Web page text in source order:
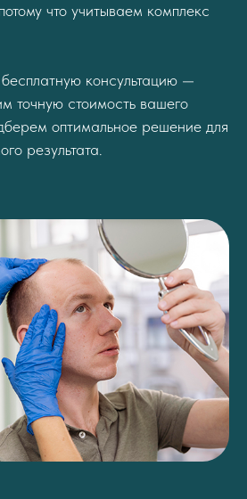
что учитываем комплекс
консультацию —
точную стоимость вашего
оптимальное решение для
результата.